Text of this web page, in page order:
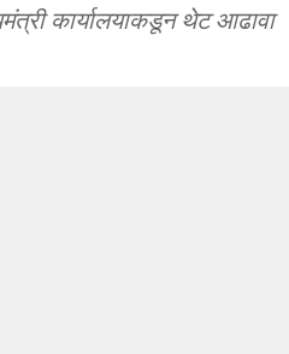
कार्यालयाकडून थेट आढावा